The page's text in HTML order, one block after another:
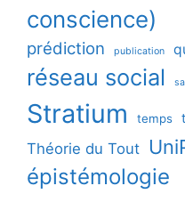
conscience)
prédiction publication
réseau social
Stratium temps
Théorie du Tout
épistémologie